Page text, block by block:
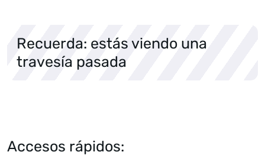
Recuerda: estás viendo una
travesía pasada
Accesos rápidos: